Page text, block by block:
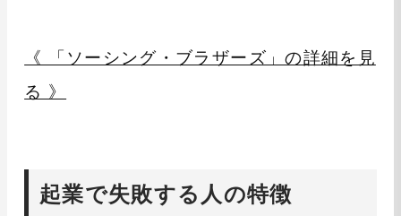
《 「ソーシング・ブラザーズ」の詳細を見
る 》
起業で失敗する人の特徴